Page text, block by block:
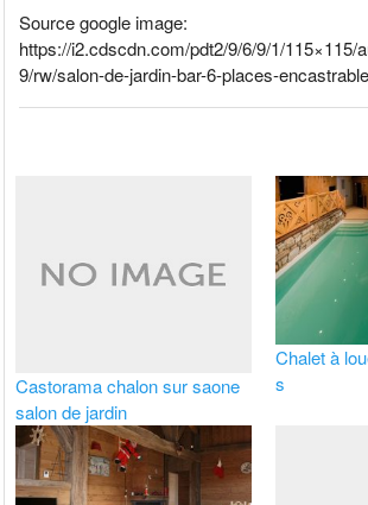
Source google image:
https://i2.cdscdn.com/pdt2/9/6/9/1/115×115/
9/rw/salon-de-jardin-bar-6-places-
Castorama chalon sur saone
salon de jardin
Chalet à
s